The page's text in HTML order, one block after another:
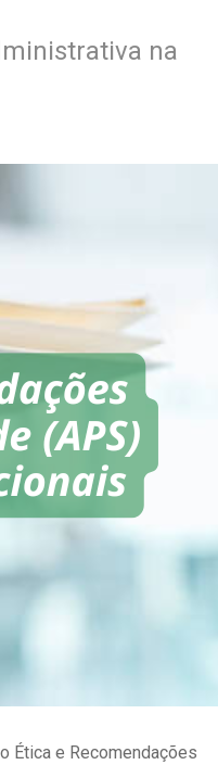
na
Ética e Recomendações